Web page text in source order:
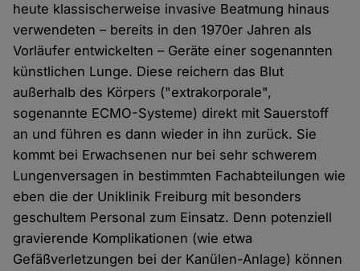
heute klassischerweise invasive Beatmung hinaus
verwendeten – bereits in den 1970er Jahren als
Vorläufer entwickelten – Geräte einer sogenannten
künstlichen Lunge. Diese reichern das Blut
außerhalb des Körpers ("extrakorporale",
sogenannte ECMO-Systeme) direkt mit Sauerstoff
an und führen es dann wieder in ihn zurück. Sie
kommt bei Erwachsenen nur bei sehr schwerem
Lungenversagen in bestimmten Fachabteilungen wie
eben die der Uniklinik Freiburg mit besonders
geschultem Personal zum Einsatz. Denn potenziell
gravierende Komplikationen (wie etwa
Gefäßverletzungen bei der Kanülen-Anlage) können